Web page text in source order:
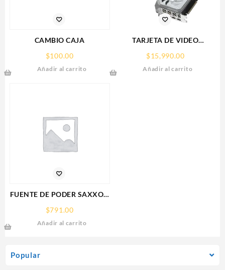
Popular
CAMBIO CAJA
$100.00
Añadir al carrito
TARJETA DE VIDEO
R907XGAMINGOCICE-16GD)
RX 9070
$15,990.00
Añadir al carrito
FUENTE DE PODER SAXXON
(PSU1210-D9)
REGULADA,12V,10
AMPERES,DISTRIBUIDOR
$791.00
Añadir al carrito